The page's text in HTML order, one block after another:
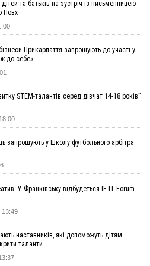
останні приготування до
найбільшу спеку за всю історію
чому важливо розпочати
засудили до 5 років
Міноборони для "Оберегу" дані про
побив інший керманич,
— справу закрили
Долині та Яремче 6 серпня
фото: на Прикарпатті
у розбещенні малолітньої
Гвіздецької селищної ради
податку
про значний дощ на Прикарпатті
та батьків на зустріч із письменницею
Повх
Прикарпаття запрошують до участі у
до себе»
STEM-талантів серед дівчат 14-18 років”
запрошують у Школу футбольного арбітра
У Франківську відбудеться IF IT Forum
наставників, які допоможуть дітям
таланти